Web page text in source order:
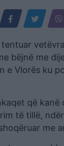
bëjnë me
e Vlorës ku
që kanë
të tillë,
me